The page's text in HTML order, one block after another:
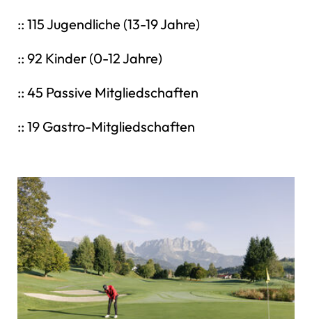
:: 115 Jugendliche (13-19 Jahre)
:: 92 Kinder (0-12 Jahre)
:: 45 Passive Mitgliedschaften
:: 19 Gastro-Mitgliedschaften